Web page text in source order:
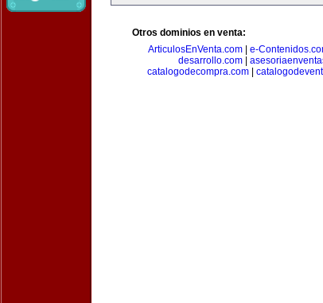
Otros dominios en venta:
ArticulosEnVenta.com| e-
desarrollo.com|
catalogodecompra.com|